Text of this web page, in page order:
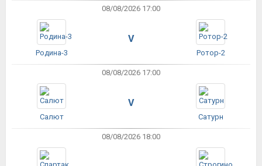
08/08/2026 17:00
Родина-3
V
Ротор-2
08/08/2026 17:00
Салют
V
Сатурн
08/08/2026 18:00